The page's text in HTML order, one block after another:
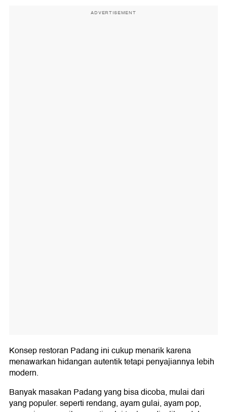
ADVERTISEMENT
Konsep restoran Padang ini cukup menarik karena
menawarkan hidangan autentik tetapi penyajiannya lebih
modern.
Banyak masakan Padang yang bisa dicoba, mulai dari
yang populer. seperti rendang, ayam gulai, ayam pop,